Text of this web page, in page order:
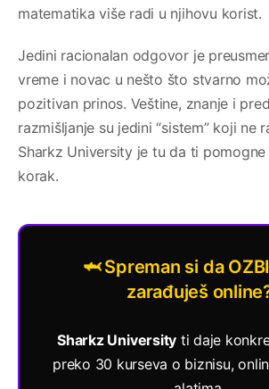
matematika više radi u njihovu korist.
Jedini racionalan odgovor je
vreme i novac u nešto što stvarno
pozitivan prinos. Veštine, znanje i
razmišljanje su jedini “sistem” koji ne
Sharkz University je tu da ti
korak.
🦈 Spreman si da
zarađuješ
Sharkz University ti daje
preko 30 kurseva o biznisu,